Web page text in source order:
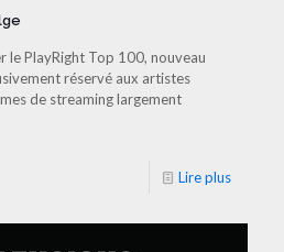
le PlayRight Top 100, nouveau
réservé aux artistes
de streaming largement
Lire plus